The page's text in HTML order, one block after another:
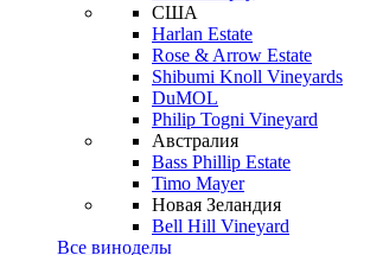
США
Harlan Estate
Rose & Arrow Estate
Shibumi Knoll Vineyards
DuMOL
Philip Togni Vineyard
Австралия
Bass Phillip Estate
Timo Mayer
Новая Зеландия
Bell Hill Vineyard
Все виноделы